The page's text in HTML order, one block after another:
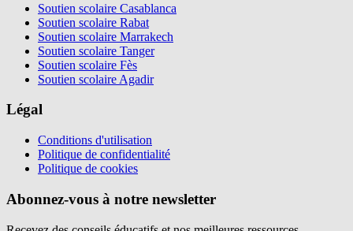
Soutien scolaire Casablanca
Soutien scolaire Rabat
Soutien scolaire Marrakech
Soutien scolaire Tanger
Soutien scolaire Fès
Soutien scolaire Agadir
Légal
Conditions d'utilisation
Politique de confidentialité
Politique de cookies
Abonnez-vous à notre newsletter